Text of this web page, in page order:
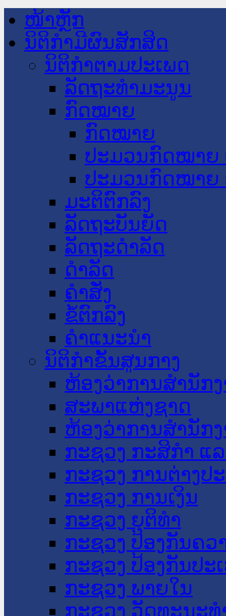
ໜ້າຫຼັກ
ນິຕິກໍາມີຜົນສັກສິດ
ນິຕິກໍາຕາມປະເພດ
ລັດຖະທໍາມະນູນ
ກົດໝາຍ
ກົດໝາຍ
ປະມວນກົດໝາຍ
ປະມວນກົດໝາຍ
ມະຕິຕົກລົງ
ລັດຖະບັນຍັດ
ລັດຖະດໍາລັດ
ດໍາລັດ
ຄໍາສັ່ງ
ຂໍ້ຕົກລົງ
ຄໍາແນະນໍາ
ນິຕິກໍາຂັ້ນສູນກາງ
ຫ້ອງວ່າການສໍານັກ
ສະພາແຫ່ງຊາດ
ຫ້ອງວ່າການສຳນັກ
ກະຊວງ ກະສິກຳ ແ
ກະຊວງ ການຕ່າງປ
ກະຊວງ ການເງິນ
ກະຊວງ ຍຸຕິທໍາ
ກະຊວງ ປ້ອງກັນຄວ
ກະຊວງ ປ້ອງກັນປະ
ກະຊວງ ພາຍໃນ
ກະຊວງ ວັດທະນະ